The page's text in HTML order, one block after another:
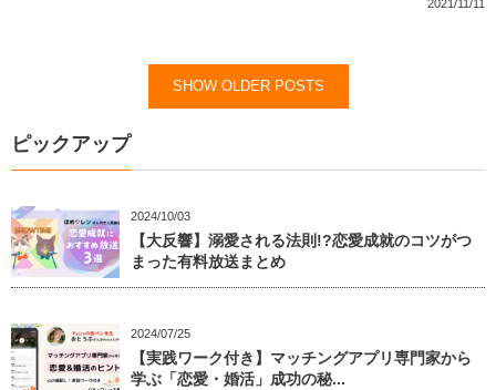
2021/11/11
SHOW OLDER POSTS
ピックアップ
2024/10/03
【大反響】溺愛される法則!?恋愛成就のコツがつ
まった有料放送まとめ
2024/07/25
【実践ワーク付き】マッチングアプリ専門家から
学ぶ「恋愛・婚活」成功の秘...